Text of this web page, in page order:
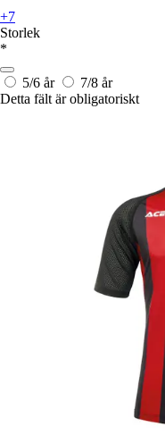
+7
Storlek
*
5/6 år
7/8 år
Detta fält är obligatoriskt